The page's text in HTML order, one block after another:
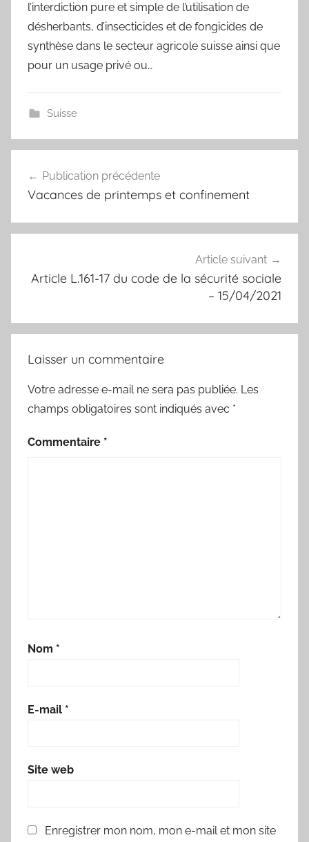
l’interdiction pure et simple de l’utilisation de
désherbants, d’insecticides et de fongicides de
synthèse dans le secteur agricole suisse ainsi que
pour un usage privé ou…
Suisse
de
Publication précédente
Vacances de printemps et confinement
Article suivant
Article L.161-17 du code de la sécurité sociale
– 15/04/2021
Laisser un commentaire
Votre adresse e-mail ne sera pas publiée. Les
champs obligatoires sont indiqués avec *
Commentaire *
Nom *
E-mail *
Site web
Enregistrer mon nom, mon e-mail et mon site